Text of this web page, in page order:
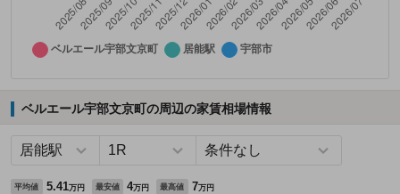
ベルエール宇部文京町の周辺の家賃相場情報
平均値 5.41万円 最安値 4万円 最高値 7万円